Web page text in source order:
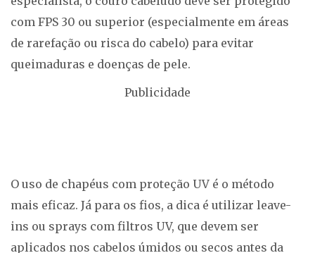
com FPS 30 ou superior (especialmente em áreas
de rarefação ou risca do cabelo) para evitar
queimaduras e doenças de pele.
Publicidade
O uso de chapéus com proteção UV é o método
mais eficaz. Já para os fios, a dica é utilizar leave-
ins ou sprays com filtros UV, que devem ser
aplicados nos cabelos úmidos ou secos antes da